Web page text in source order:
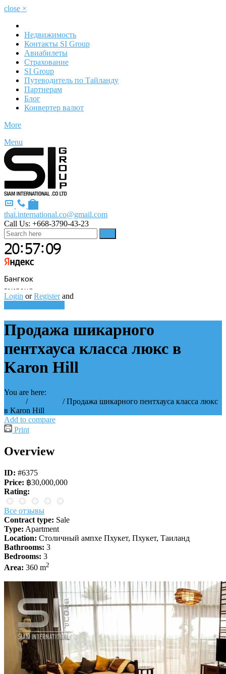
close ×
Недвижимость
Контакты SI Group
Авиабилеты
Страхование
SI Group
Путеводитель по Тайланду
Партнерам
Блог
Конвертер валют
More
Menu
thai.international.co@gmail.com
Call Us: +668-3790-43-23
Login or Register and
Продажа шикарного
пентхауса класса люкс в
Karon Hill
You are here:
/ /Продажа шикарного пентхауса класса люкс
в Karon Hill
Add to compare
Print
Overview
ID: #6375
Price: ฿30,000,000
Rating:
Все отзывы
Contract type: Sale
Type: Apartment
Location: Столичный ампхе Пхукет, Пхукет, Таиланд
Bathrooms: 3
Bedrooms: 3
Area: 360 m2